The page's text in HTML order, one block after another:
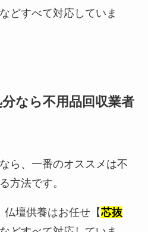
どすべて対応していま
なら不用品回収業者
ら、一番のオススメは不
方法です。
仏壇供養はお任せ【芯抜